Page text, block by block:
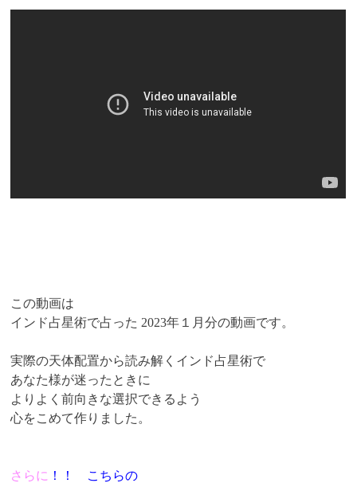
この動画は
インド占星術で占った 2023年１月分の動画です。
実際の天体配置から読み解くインド占星術で
あなた様が迷ったときに
よりよく前向きな選択できるよう
心をこめて作りました。
さらに ！！ こちらの